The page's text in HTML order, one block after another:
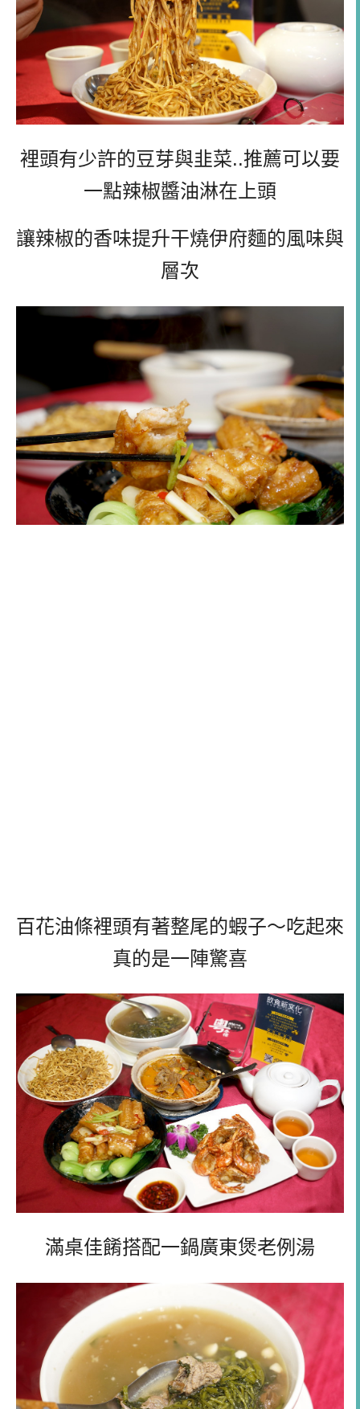
裡頭有少許的豆芽與韭菜..推薦可以要
一點辣椒醬油淋在上頭
讓辣椒的香味提升干燒伊府麵的風味與
層次
百花油條裡頭有著整尾的蝦子～吃起來
真的是一陣驚喜
滿桌佳餚搭配一鍋廣東煲老例湯